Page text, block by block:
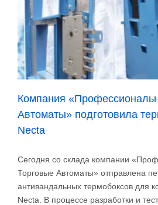
любых
условиях!
Компания
Автоматы» подготовила
Necta
Сегодня со склада компании
Торговые Автоматы» отправлена
антивандальных термобоксов для
Necta. В процессе разработки и